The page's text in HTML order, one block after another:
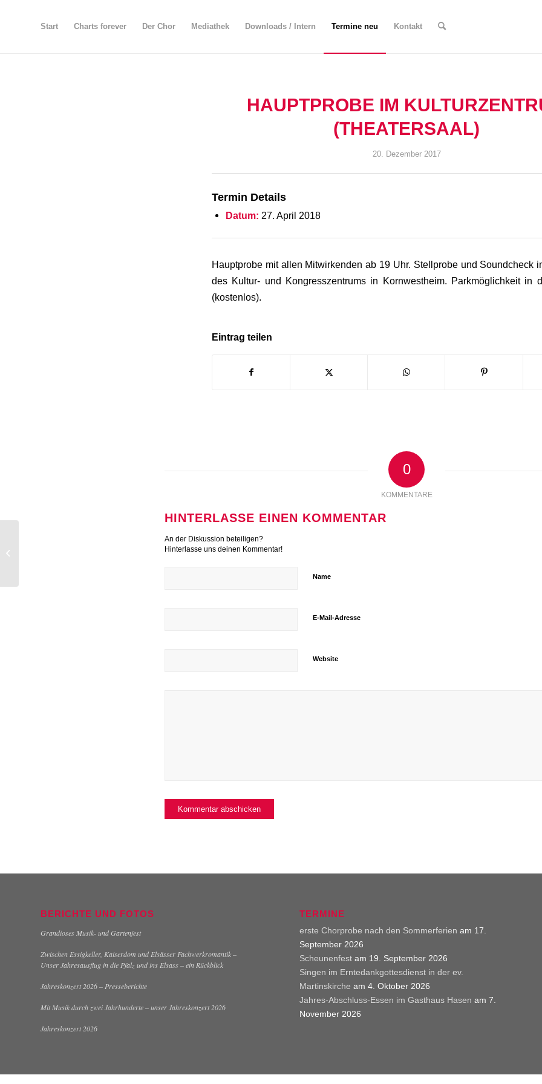
Start Charts forever Der Chor Mediathek Downloads / Intern Termine neu Kontakt
HAUPTPROBE IM
(THEATERSAAL)
20. Dezember 2017
Termin Details
Datum: 27. April 2018
Hauptprobe mit allen Mitwirkenden ab 19 Uhr. Stellprobe und Soundcheck
des Kultur- und Kongresszentrums in Kornwestheim. Parkmöglichkeit in
(kostenlos).
Eintrag teilen
0
KOMMENTARE
HINTERLASSE EINEN KOMMENTAR
An der Diskussion beteiligen?
Hinterlasse uns deinen Kommentar!
Name
E-Mail-Adresse
Website
BERICHTE UND FOTOS
Grandioses Musik- und Gartenfest
Zwischen Essigkeller, Kaiserdom und Elsässer Fachwerkromantik –
Unser Jahresausflug in die Pfalz und ins Elsass – ein Rückblick
Jahreskonzert 2026 – Presseberichte
Mit Musik durch zwei Jahrhunderte – unser Jahreskonzert 2026
Jahreskonzert 2026
TERMINE
erste Chorprobe nach den Sommerferien am 17.
September 2026
Scheunenfestam 19. September 2026
Singen im Erntedankgottesdienst in der ev.
Martinskirche am 4. Oktober 2026
Jahres-Abschluss-Essen im Gasthaus Hasen am 7.
November 2026